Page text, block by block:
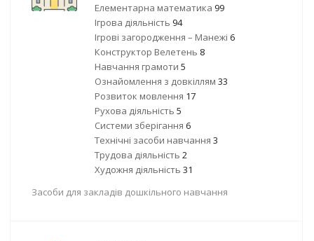
Елементарна математика 99
Ігрова діяльність 94
Ігрові загородження – Манежі 6
Конструктор Велетень 8
Навчання грамоти 5
Ознайомлення з довкіллям 33
Розвиток мовлення 17
Рухова діяльність 5
Системи зберігання 6
Технічні засоби навчання 3
Трудова діяльність 2
Художня діяльність 31
Засоби для закладів дошкільного навчання